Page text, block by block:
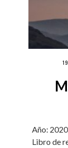
Año:
Libro de